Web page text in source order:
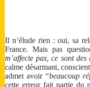
Il n’élude rien : oui, sa
France. Mais pas
m’affecte pas, ce sont
calme désarmant,
admet avoir “beaucoup
cette erreur fait partie du